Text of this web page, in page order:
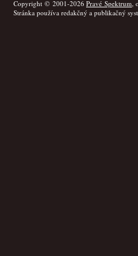
Copyright © 2001-2026 Pravé Spektrum,
Stránka používa redakčný a publikačný